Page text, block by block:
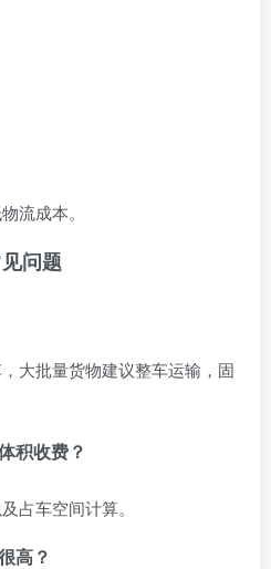
流成本。
问题
大批量货物建议整车运输，固
积收费？
占车空间计算。
高？